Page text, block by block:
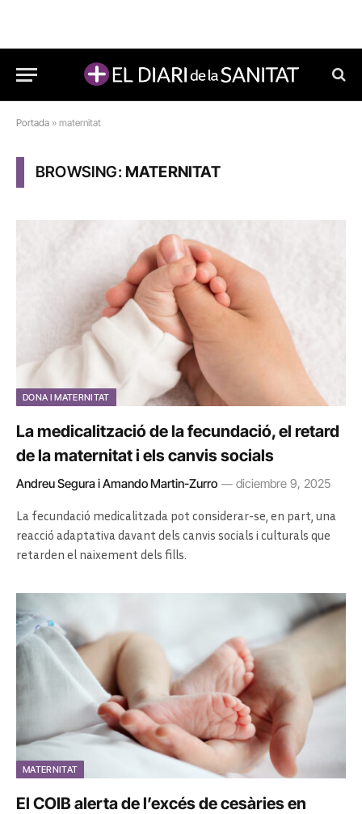
Portada » maternitat
BROWSING:MATERNITAT
DONA I MATERNITAT
La medicalització de la fecundació, el retard
de la maternitat i els canvis socials
Andreu Segura i Amando Martin-Zurro diciembre 9, 2025
La fecundació medicalitzada pot considerar-se, en part, una
reacció adaptativa davant dels canvis socials i culturals que
retarden el naixement dels fills.
MATERNITAT
El COIB alerta de l’excés de cesàries en